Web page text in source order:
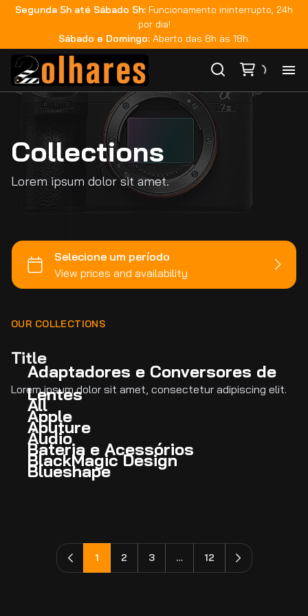
Segunda 5h até Sábado 5h: Funcionamento ininterrupto, 24h
por dia!
Sábado e Domingo: Aberto das 8h às 18h.
Collections
Lorem ipsum dolor sit amet.
OUR COLLECTIONS
Title
Lorem ipsum dolor sit amet, consectetur adipiscing elit.
Adaptadores e Conversores de
Lentes
All
Apple
Aputure
Áudio
Bateria e Acessórios
BlackMagic Design
Blueshape
1 2 3 … 12